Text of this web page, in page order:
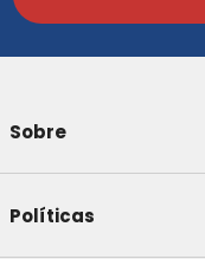
Sobre
Políticas